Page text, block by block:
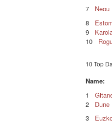
7 Neou
8
9
10
10 Top
Name:
1
2
3